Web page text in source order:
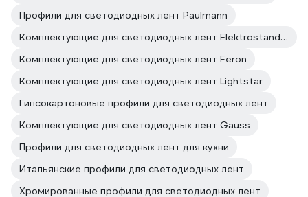
Профили для светодиодных лент Paulmann
Комплектующие для светодиодных лент Elektrostandard
Комплектующие для светодиодных лент Feron
Комплектующие для светодиодных лент Lightstar
Гипсокартоновые профили для светодиодных лент
Комплектующие для светодиодных лент Gauss
Профили для светодиодных лент для кухни
Итальянские профили для светодиодных лент
Хромированные профили для светодиодных лент